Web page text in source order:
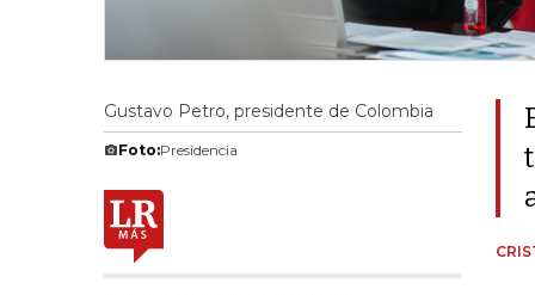
Gustavo Petro, presidente de Colombia
Foto:Presidencia